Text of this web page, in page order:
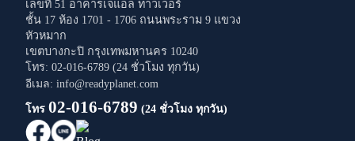
เลขที่ 51 อาคารเจแอล ทาวเวอร์
ชั้น 17 ห้อง 1701 - 1706 ถนนพระราม 9 แขวง
หัวหมาก
เขตบางกะปิ กรุงเทพมหานคร 10240
โทร: 02-016-6789 (24 ชั่วโมง ทุกวัน)
อีเมล: info@readyplanet.com
โทร 02-016-6789 (24 ชั่วโมง ทุกวัน)